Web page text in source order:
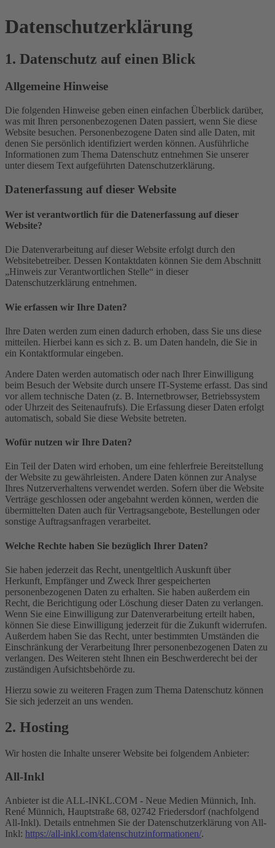
Datenschutz­erklärung
1. Datenschutz auf einen Blick
Allgemeine Hinweise
Die folgenden Hinweise geben einen einfachen Überblick darüber,
was mit Ihren personenbezogenen Daten passiert, wenn Sie diese
Website besuchen. Personenbezogene Daten sind alle Daten, mit
denen Sie persönlich identifiziert werden können. Ausführliche
Informationen zum Thema Datenschutz entnehmen Sie unserer
unter diesem Text aufgeführten Datenschutzerklärung.
Datenerfassung auf dieser Website
Wer ist verantwortlich für die Datenerfassung auf dieser
Website?
Die Datenverarbeitung auf dieser Website erfolgt durch den
Websitebetreiber. Dessen Kontaktdaten können Sie dem Abschnitt
„Hinweis zur Verantwortlichen Stelle“ in dieser
Datenschutzerklärung entnehmen.
Wie erfassen wir Ihre Daten?
Ihre Daten werden zum einen dadurch erhoben, dass Sie uns diese
mitteilen. Hierbei kann es sich z. B. um Daten handeln, die Sie in
ein Kontaktformular eingeben.
Andere Daten werden automatisch oder nach Ihrer Einwilligung
beim Besuch der Website durch unsere IT-Systeme erfasst. Das sind
vor allem technische Daten (z. B. Internetbrowser, Betriebssystem
oder Uhrzeit des Seitenaufrufs). Die Erfassung dieser Daten erfolgt
automatisch, sobald Sie diese Website betreten.
Wofür nutzen wir Ihre Daten?
Ein Teil der Daten wird erhoben, um eine fehlerfreie Bereitstellung
der Website zu gewährleisten. Andere Daten können zur Analyse
Ihres Nutzerverhaltens verwendet werden. Sofern über die Website
Verträge geschlossen oder angebahnt werden können, werden die
übermittelten Daten auch für Vertragsangebote, Bestellungen oder
sonstige Auftragsanfragen verarbeitet.
Welche Rechte haben Sie bezüglich Ihrer Daten?
Sie haben jederzeit das Recht, unentgeltlich Auskunft über
Herkunft, Empfänger und Zweck Ihrer gespeicherten
personenbezogenen Daten zu erhalten. Sie haben außerdem ein
Recht, die Berichtigung oder Löschung dieser Daten zu verlangen.
Wenn Sie eine Einwilligung zur Datenverarbeitung erteilt haben,
können Sie diese Einwilligung jederzeit für die Zukunft widerrufen.
Außerdem haben Sie das Recht, unter bestimmten Umständen die
Einschränkung der Verarbeitung Ihrer personenbezogenen Daten zu
verlangen. Des Weiteren steht Ihnen ein Beschwerderecht bei der
zuständigen Aufsichtsbehörde zu.
Hierzu sowie zu weiteren Fragen zum Thema Datenschutz können
Sie sich jederzeit an uns wenden.
2. Hosting
Wir hosten die Inhalte unserer Website bei folgendem Anbieter:
All-Inkl
Anbieter ist die ALL-INKL.COM - Neue Medien Münnich, Inh.
René Münnich, Hauptstraße 68, 02742 Friedersdorf (nachfolgend
All-Inkl). Details entnehmen Sie der Datenschutzerklärung von All-
Inkl: https://all-inkl.com/datenschutzinformationen/.